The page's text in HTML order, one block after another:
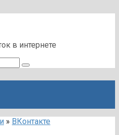
в интернете
» ВКонтакте